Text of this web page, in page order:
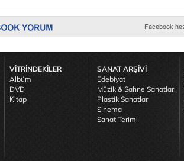
VİTRİNDEKİLER
Albüm
DVD
Kitap
SANAT ARŞİVİ
Edebiyat
Müzik & Sahne Sanatları
Plastik Sanatlar
Sinema
Sanat Terimi